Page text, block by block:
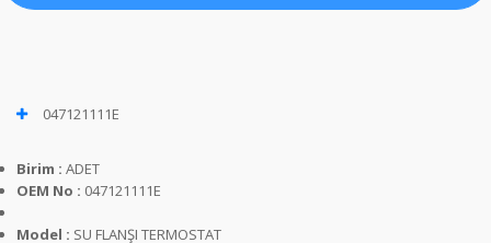
047121111E
Birim : ADET
OEM No : 047121111E
Model : SU FLANŞI TERMOSTAT